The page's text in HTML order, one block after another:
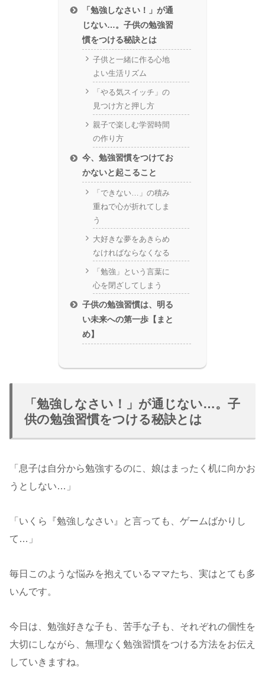
「勉強しなさい！」が通
じない…。子供の勉強習
慣をつける秘訣とは
子供と一緒に作る心地
よい生活リズム
「やる気スイッチ」の
見つけ方と押し方
親子で楽しむ学習時間
の作り方
今、勉強習慣をつけてお
かないと起こること
「できない…」の積み
重ねで心が折れてしま
う
大好きな夢をあきらめ
なければならなくなる
「勉強」という言葉に
心を閉ざしてしまう
子供の勉強習慣は、明る
い未来への第一歩【まと
め】
「勉強しなさい！」が通じない…。子
供の勉強習慣をつける秘訣とは
「息子は自分から勉強するのに、娘はまったく机に向かお
うとしない…」
「いくら『勉強しなさい』と言っても、ゲームばかりし
て…」
毎日このような悩みを抱えているママたち、実はとても多
いんです。
今日は、勉強好きな子も、苦手な子も、それぞれの個性を
大切にしながら、無理なく勉強習慣をつける方法をお伝え
していきますね。